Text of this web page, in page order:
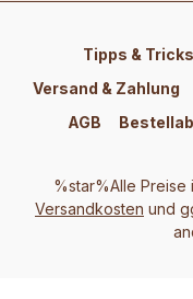
Tipps & Tricks
Versand & Zahlung
AGB
%star%Alle
Versandkosten und